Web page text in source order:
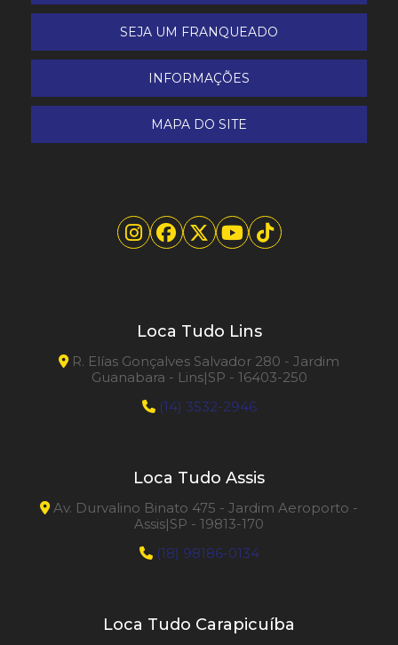
SEJA UM FRANQUEADO
INFORMAÇÕES
MAPA DO SITE
Loca Tudo Lins
R. Elías Gonçalves Salvador 280 - Jardim
Guanabara - Lins|SP - 16403-250
(14) 3532-2946
Loca Tudo Assis
Av. Durvalino Binato 475 - Jardim Aeroporto -
Assis|SP - 19813-170
(18) 98186-0134
Loca Tudo Carapicuíba